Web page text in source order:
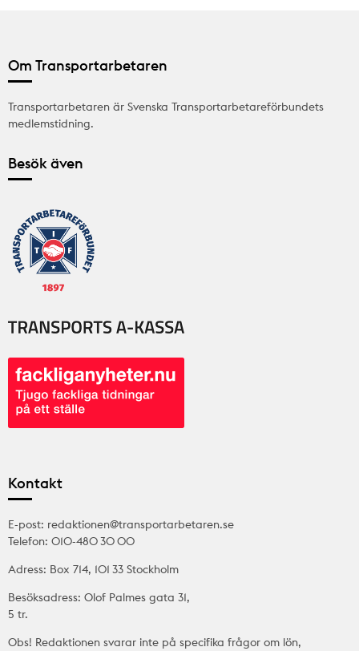
Om Transportarbetaren
Transportarbetaren är Svenska Transportarbetareförbundets
medlemstidning.
Besök även
Kontakt
E-post: redaktionen@transportarbetaren.se
Telefon: 010-480 30 00
Adress: Box 714, 101 33 Stockholm
Besöksadress: Olof Palmes gata 31,
5 tr.
Obs! Redaktionen svarar inte på specifika frågor om lön,